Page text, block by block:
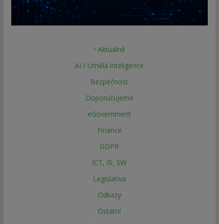
• Aktuálně
AI / Umělá inteligence
Bezpečnost
Doporučujeme
eGovernment
Finance
GDPR
ICT, IS, SW
Legislativa
Odkazy
Ostatní